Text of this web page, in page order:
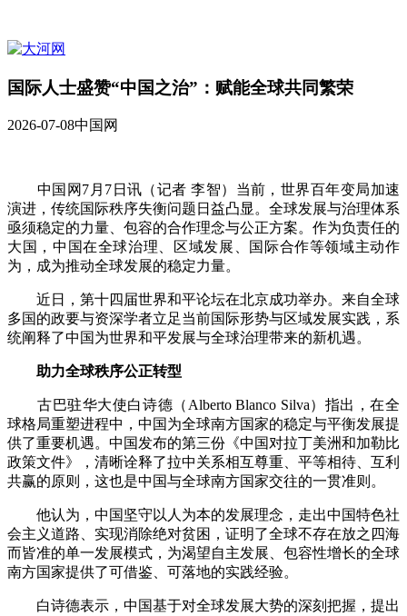
国际人士盛赞“中国之治”：赋能全球共同繁荣
2026-07-08中国网
中国网7月7日讯（记者 李智）当前，世界百年变局加速
演进，传统国际秩序失衡问题日益凸显。全球发展与治理体系
亟须稳定的力量、包容的合作理念与公正方案。作为负责任的
大国，中国在全球治理、区域发展、国际合作等领域主动作
为，成为推动全球发展的稳定力量。
近日，第十四届世界和平论坛在北京成功举办。来自全球
多国的政要与资深学者立足当前国际形势与区域发展实践，系
统阐释了中国为世界和平发展与全球治理带来的新机遇。
助力全球秩序公正转型
古巴驻华大使白诗德（Alberto Blanco Silva）指出，在全
球格局重塑进程中，中国为全球南方国家的稳定与平衡发展提
供了重要机遇。中国发布的第三份《中国对拉丁美洲和加勒比
政策文件》，清晰诠释了拉中关系相互尊重、平等相待、互利
共赢的原则，这也是中国与全球南方国家交往的一贯准则。
他认为，中国坚守以人为本的发展理念，走出中国特色社
会主义道路、实现消除绝对贫困，证明了全球不存在放之四海
而皆准的单一发展模式，为渴望自主发展、包容性增长的全球
南方国家提供了可借鉴、可落地的实践经验。
白诗德表示，中国基于对全球发展大势的深刻把握，提出